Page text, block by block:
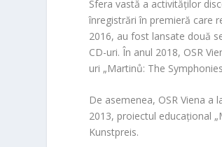
Sfera vastă a activităților
înregistrări în premieră care
2016, au fost lansate două
CD-uri. În anul 2018, OSR
uri „Martinů: The
De asemenea, OSR Viena
2013, proiectul educațional
Kunstpreis.